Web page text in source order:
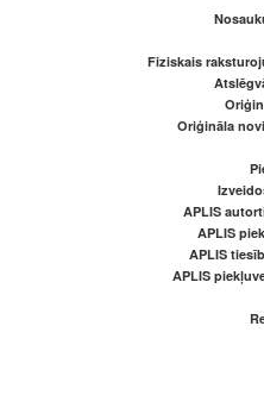
Fiziskais
Oriģināla
APLIS
APLIS
APLIS
APLIS